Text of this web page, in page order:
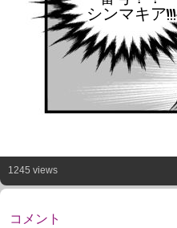
シンマキア!!!
1245 views
コメント